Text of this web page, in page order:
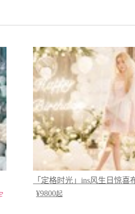
「定格时光」ins风生日惊喜
¥9800起